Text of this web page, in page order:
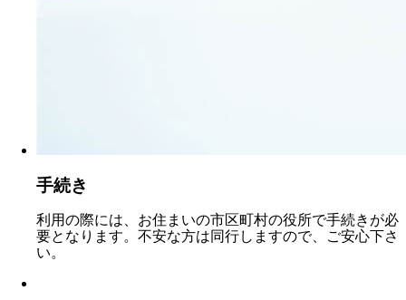
手続き
利用の際には、お住まいの市区町村の役所で手続きが必
要となります。不安な方は同行しますので、ご安心下さ
い。